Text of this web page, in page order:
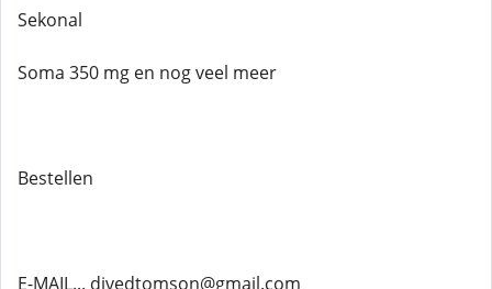
Sekonal
Soma 350 mg en nog veel meer
Bestellen
E-MAIL... divedtomson@gmail.com